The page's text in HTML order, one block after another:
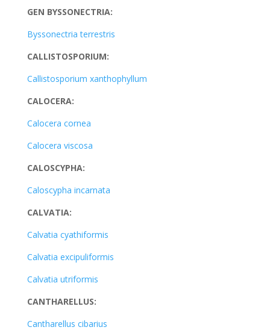
GEN BYSSONECTRIA:
Byssonectria terrestris
CALLISTOSPORIUM:
Callistosporium xanthophyllum
CALOCERA:
Calocera cornea
Calocera viscosa
CALOSCYPHA:
Caloscypha incarnata
CALVATIA:
Calvatia cyathiformis
Calvatia excipuliformis
Calvatia utriformis
CANTHARELLUS:
Cantharellus cibarius